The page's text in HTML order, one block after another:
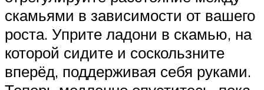
скамьями в зависимости от вашего
роста. Уприте ладони в скамью, на
которой сидите и соскользните
вперёд, поддерживая себя руками.